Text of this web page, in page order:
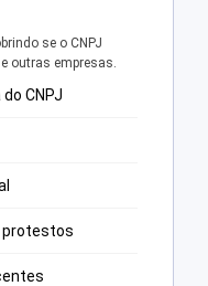
se o CNPJ
outras empresas.
CNPJ
protestos